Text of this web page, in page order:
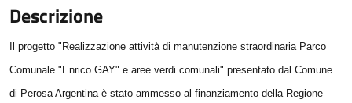
Descrizione
Il progetto "Realizzazione attività di manutenzione straordinaria Parco
Comunale "Enrico GAY" e aree verdi comunali" presentato dal Comune
di Perosa Argentina è stato ammesso al finanziamento della Regione